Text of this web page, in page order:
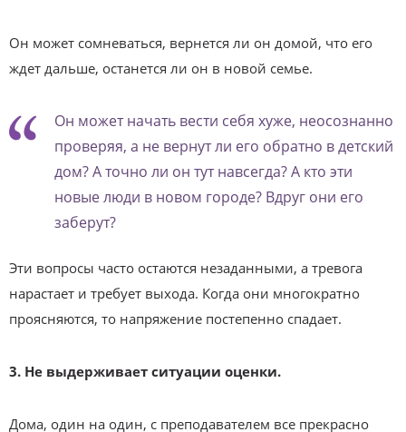
Он может сомневаться, вернется ли он домой, что его
ждет дальше, останется ли он в новой семье.
Он может начать вести себя хуже, неосознанно
проверяя, а не вернут ли его обратно в детский
дом? А точно ли он тут навсегда? А кто эти
новые люди в новом городе? Вдруг они его
заберут?
Эти вопросы часто остаются незаданными, а тревога
нарастает и требует выхода. Когда они многократно
проясняются, то напряжение постепенно спадает.
3. Не выдерживает ситуации оценки.
Дома, один на один, с преподавателем все прекрасно